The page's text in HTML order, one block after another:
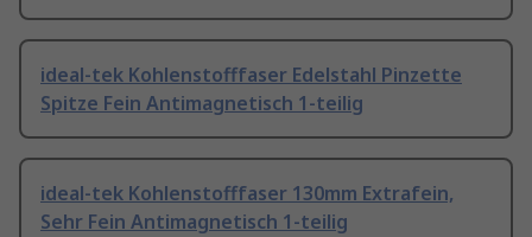
ideal-tek Kohlenstofffaser Edelstahl Pinzette
Spitze Fein Antimagnetisch 1-teilig
ideal-tek Kohlenstofffaser 130mm Extrafein,
Sehr Fein Antimagnetisch 1-teilig